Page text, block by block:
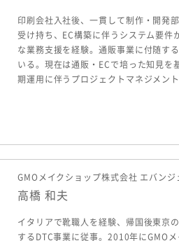
印刷会社入社後、一貫して制作・開発
受け持ち、EC構築に伴うシステム要
な業務支援を経験。通販事業に付随す
いる。現在は通販・ECで培った知見
期運用に伴うプロジェクトマネジメン
GMOメイクショップ株式会社 エバン
高橋 和夫
イタリアで靴職人を経験、帰国後東京
するDTC事業に従事。2010年にGMO